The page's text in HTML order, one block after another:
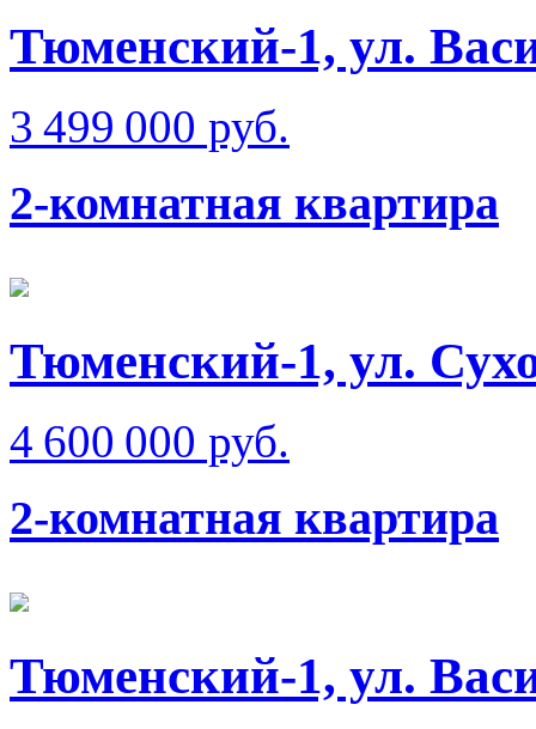
Тюменский-1, ул.
3 499 000 руб.
2-комнатная квартира
Тюменский-1, ул.
4 600 000 руб.
2-комнатная квартира
Тюменский-1, ул.